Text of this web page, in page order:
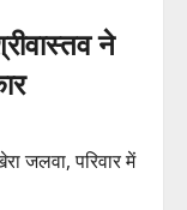
ने
जलवा, परिवार में